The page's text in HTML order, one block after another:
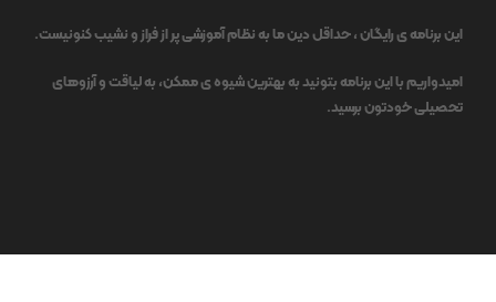
این برنامه ی رایگان ، حداقل دین ما به نظام آموزشی پر از فراز و نشیب کنونیست.
امیدواریم با این برنامه بتونید به بهترین شیوه ی ممکن، به لیاقت و آرزوهای
تحصیلی خودتون برسید.